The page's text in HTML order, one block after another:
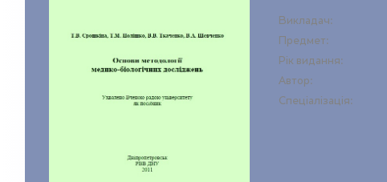
Викладач:
Предмет:
Рік видання:
Автор:
Спеціалізація: